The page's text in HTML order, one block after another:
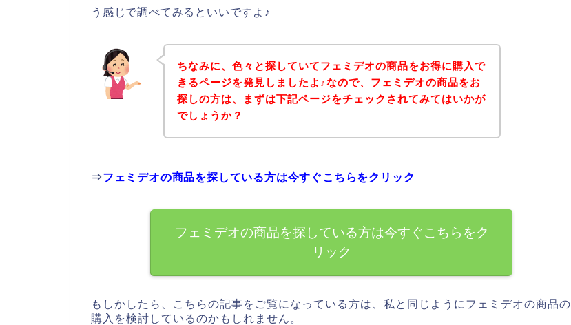
う感じで調べてみるといいですよ♪
ちなみに、色々と探していてフェミデオの商品をお得に購入で
きるページを発見しましたよ♪なので、フェミデオの商品をお
探しの方は、まずは下記ページをチェックされてみてはいかが
でしょうか？
⇒フェミデオの商品を探している方は今すぐこちらをクリック
フェミデオの商品を探している方は今すぐこちらをク
リック
もしかしたら、こちらの記事をご覧になっている方は、私と同じようにフェミデオの商品の
購入を検討しているのかもしれません。